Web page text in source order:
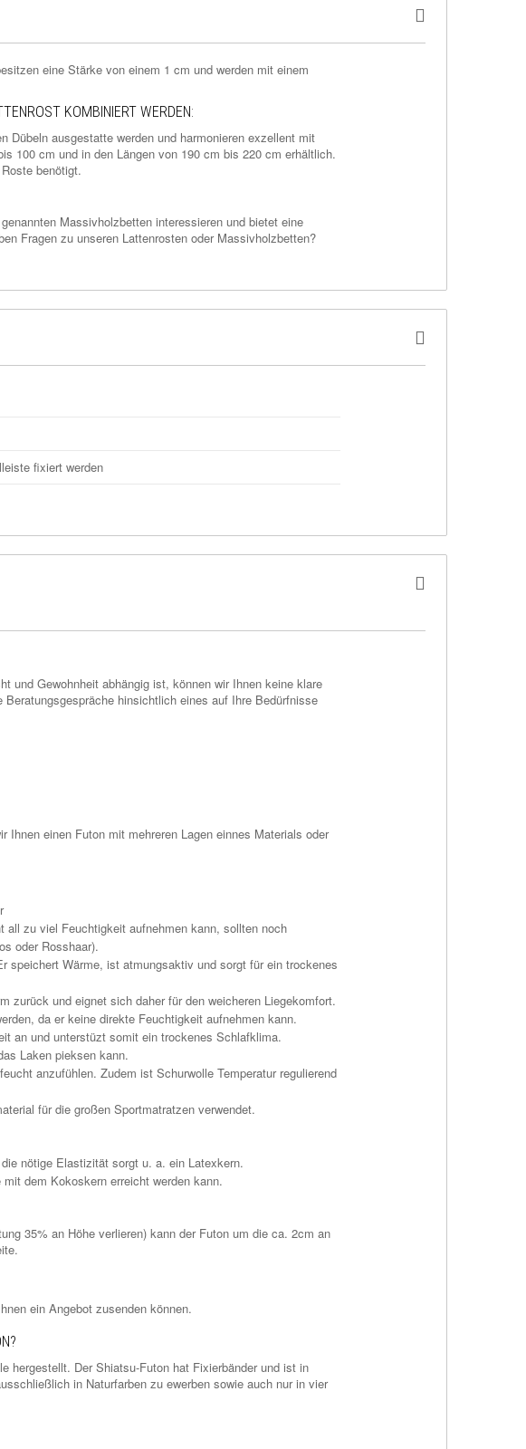
eine Stärke von einem 1 cm und werden mit einem
KOMBINIERT WERDEN:
Dübeln ausgestatte werden und harmonieren exzellent mit
100 cm und in den Längen von 190 cm bis 220 cm erhältlich.
benötigt.
Massivholzbetten interessieren und bietet eine
Fragen zu unseren Lattenrosten oder Massivholzbetten?
fixiert werden
und Gewohnheit abhängig ist, können wir Ihnen keine klare
hinsichtlich eines auf Ihre Bedürfnisse
einen Futon mit mehreren Lagen einnes Materials oder
all zu viel Feuchtigkeit aufnehmen kann, sollten noch
oder Rosshaar).
Wärme, ist atmungsaktiv und sorgt für ein trockenes
zurück und eignet sich daher für den weicheren Liegekomfort.
da er keine direkte Feuchtigkeit aufnehmen kann.
an und unterstüzt somit ein trockenes Schlafklima.
Laken pieksen kann.
anzufühlen. Zudem ist Schurwolle Temperatur regulierend
für die großen Sportmatratzen verwendet.
nötige Elastizität sorgt u. a. ein Latexkern.
dem Kokoskern erreicht werden kann.
35% an Höhe verlieren) kann der Futon um die ca. 2cm an
ein Angebot zusenden können.
hergestellt. Der Shiatsu-Futon hat Fixierbänder und ist in
in Naturfarben zu ewerben sowie auch nur in vier